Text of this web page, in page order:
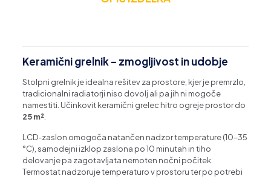
Keramični grelnik – zmogljivost in udobje
Stolpni grelnik je idealna rešitev za prostore, kjer je premrzlo,
tradicionalni radiatorji niso dovolj ali pa jih ni mogoče
namestiti. Učinkovit keramični grelec hitro ogreje prostor do
25 m².
LCD-zaslon omogoča natančen nadzor temperature (10–35
°C), samodejni izklop zaslona po 10 minutah in tiho
delovanje pa zagotavljata nemoten nočni počitek.
Termostat nadzoruje temperaturo v prostoru ter po potrebi